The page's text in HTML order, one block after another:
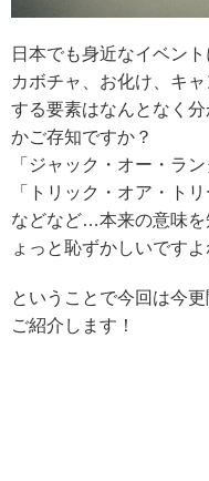
日本でも身近なイベン
カボチャ、お化け、キ
する要素はなんとなく
かご存知ですか？
「ジャック・オー・ラ
「トリック・オア・ト
などなど…本来の意味を
ょっと恥ずかしいですよ
ということで今回は今
ご紹介します！